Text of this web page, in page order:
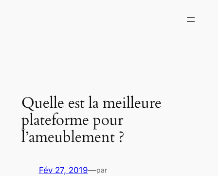
Quelle est la meilleure
plateforme pour
l’ameublement ?
Fév 27, 2019—par